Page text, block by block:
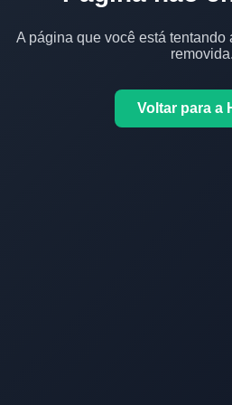
A página que você está tentando
removida.
Voltar para a